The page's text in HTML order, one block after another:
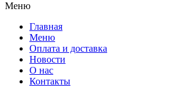
Меню
Главная
Меню
Оплата и доставка
Новости
О нас
Контакты